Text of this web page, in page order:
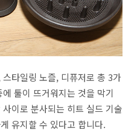
타일링 노즐, 디퓨저로 총 3가
툴이 뜨거워지는 것을 막기
이로 분사되는 히트 실드 기술
유지할 수 있다고 합니다.